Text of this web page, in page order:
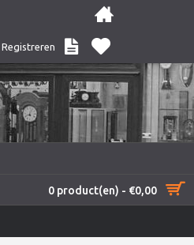
Registreren
0 product(en) - €0,00